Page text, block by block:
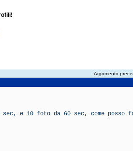
Argomento
e 10 foto da 60 sec, come posso